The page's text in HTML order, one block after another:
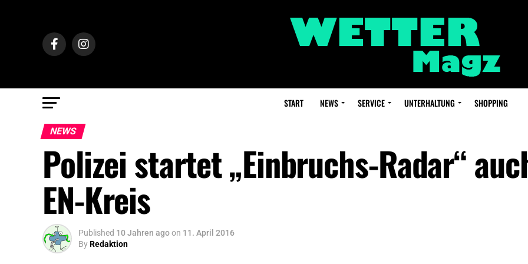
START NEWS SERVICE UNTERHALTUNG SHOPPING
NEWS
Polizei startet „Einbruchs-Radar“
EN-Kreis
Published 10 Jahren agoon 11. April 2016
ByRedaktion